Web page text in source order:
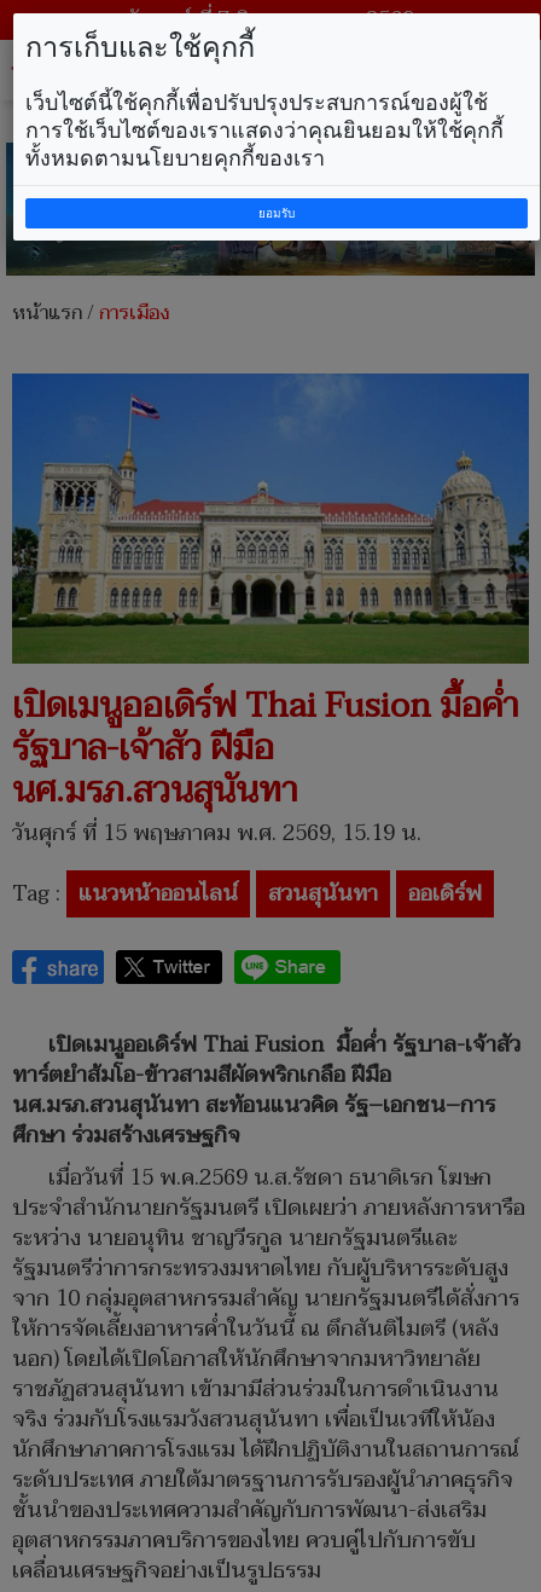
วันศุกร์ ที่ 7 สิงหาคม พ.ศ. 2569
หน้าแรก/การเมือง
เปิดเมนูออเดิร์ฟ Thai Fusion มื้อค่ำ
รัฐบาล-เจ้าสัว ฝีมือ
นศ.มรภ.สวนสุนันทา
วันศุกร์ ที่ 15 พฤษภาคม พ.ศ. 2569, 15.19 น.
Tag : แนวหน้าออนไลน์ สวนสุนันทา ออเดิร์ฟ
เปิดเมนูออเดิร์ฟ Thai Fusion มื้อค่ำ รัฐบาล-เจ้าสัว
ทาร์ตยำส้มโอ-ข้าวสามสีผัดพริกเกลือ ฝีมือ
นศ.มรภ.สวนสุนันทา สะท้อนแนวคิด รัฐ–เอกชน–การ
ศึกษา ร่วมสร้างเศรษฐกิจ
เมื่อวันที่ 15 พ.ค.2569 น.ส.รัชดา ธนาดิเรก โฆษก
ประจำสำนักนายกรัฐมนตรี เปิดเผยว่า ภายหลังการหารือ
ระหว่าง นายอนุทิน ชาญวีรกูล นายกรัฐมนตรีและ
รัฐมนตรีว่าการกระทรวงมหาดไทย กับผู้บริหารระดับสูง
จาก 10 กลุ่มอุตสาหกรรมสำคัญ นายกรัฐมนตรีได้สั่งการ
ให้การจัดเลี้ยงอาหารค่ำในวันนี้ ณ ตึกสันติไมตรี (หลัง
นอก) โดยได้เปิดโอกาสให้นักศึกษาจากมหาวิทยาลัย
ราชภัฏสวนสุนันทา เข้ามามีส่วนร่วมในการดำเนินงาน
จริง ร่วมกับโรงแรมวังสวนสุนันทา เพื่อเป็นเวทีให้น้อง
นักศึกษาภาคการโรงแรม ได้ฝึกปฏิบัติงานในสถานการณ์
ระดับประเทศ ภายใต้มาตรฐานการรับรองผู้นำภาคธุรกิจ
ชั้นนำของประเทศความสำคัญกับการพัฒนา-ส่งเสริม
อุตสาหกรรมภาคบริการของไทย ควบคู่ไปกับการขับ
เคลื่อนเศรษฐกิจอย่างเป็นรูปธรรม
การเก็บและใช้คุกกี้
เว็บไซต์นี้ใช้คุกกี้เพื่อปรับปรุงประสบการณ์ของผู้ใช้
การใช้เว็บไซต์ของเราแสดงว่าคุณยินยอมให้ใช้คุกกี้
ทั้งหมดตามนโยบายคุกกี้ของเรา
ยอมรับ